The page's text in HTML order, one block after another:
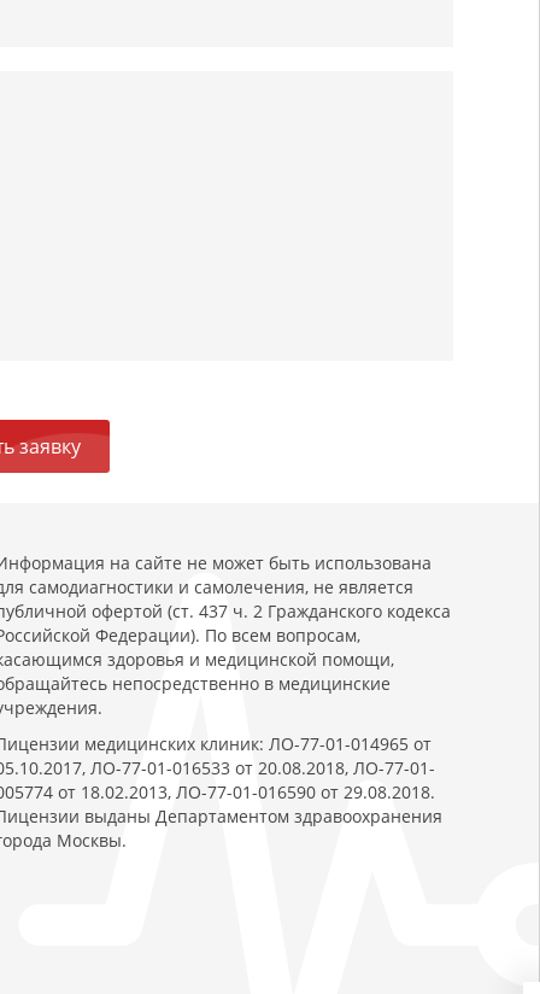
заявку
на сайте не может быть использована
самодиагностики и самолечения, не является
офертой (ст. 437 ч. 2 Гражданского кодекса
Федерации). По всем вопросам,
здоровья и медицинской помощи,
непосредственно в медицинские
медицинских клиник: ЛО-77-01-014965 от
ЛО-77-01-016533 от 20.08.2018, ЛО-77-01-
от 18.02.2013, ЛО-77-01-016590 от 29.08.2018.
выданы Департаментом здравоохранения
Москвы.